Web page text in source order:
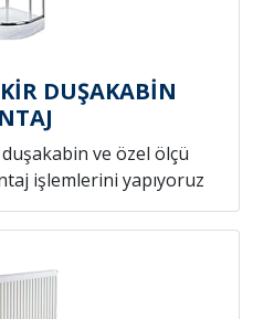
DUŞAKABİN
ve özel ölçü
işlemlerini yapıyoruz